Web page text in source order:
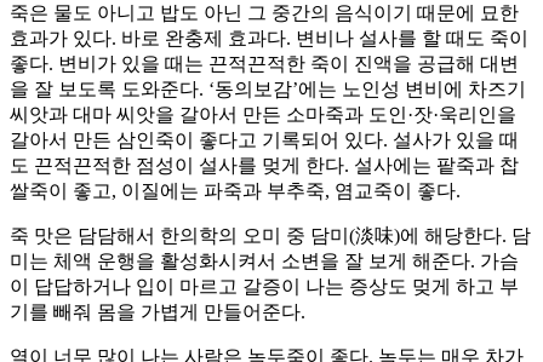
죽은 물도 아니고 밥도 아닌 그 중간의 음식이기 때문에 묘한
효과가 있다. 바로 완충제 효과다. 변비나 설사를 할 때도 죽이
좋다. 변비가 있을 때는 끈적끈적한 죽이 진액을 공급해 대변
을 잘 보도록 도와준다. ‘동의보감’에는 노인성 변비에 차즈기
씨앗과 대마 씨앗을 갈아서 만든 소마죽과 도인·잣·욱리인을
갈아서 만든 삼인죽이 좋다고 기록되어 있다. 설사가 있을 때
도 끈적끈적한 점성이 설사를 멎게 한다. 설사에는 팥죽과 찹
쌀죽이 좋고, 이질에는 파죽과 부추죽, 염교죽이 좋다.
죽 맛은 담담해서 한의학의 오미 중 담미(淡味)에 해당한다. 담
미는 체액 운행을 활성화시켜서 소변을 잘 보게 해준다. 가슴
이 답답하거나 입이 마르고 갈증이 나는 증상도 멎게 하고 부
기를 빼줘 몸을 가볍게 만들어준다.
열이 너무 많이 나는 사람은 녹두죽이 좋다. 녹두는 매우 차가